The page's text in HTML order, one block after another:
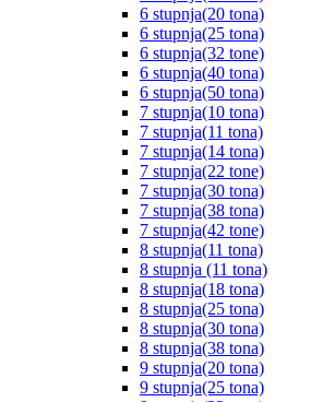
6 stupnja(20 tona)
6 stupnja(25 tona)
6 stupnja(32 tone)
6 stupnja(40 tona)
6 stupnja(50 tona)
7 stupnja(10 tona)
7 stupnja(11 tona)
7 stupnja(14 tona)
7 stupnja(22 tone)
7 stupnja(30 tona)
7 stupnja(38 tona)
7 stupnja(42 tone)
8 stupnja(11 tona)
8 stupnja (11 tona)
8 stupnja(18 tona)
8 stupnja(25 tona)
8 stupnja(30 tona)
8 stupnja(38 tona)
9 stupnja(20 tona)
9 stupnja(25 tona)